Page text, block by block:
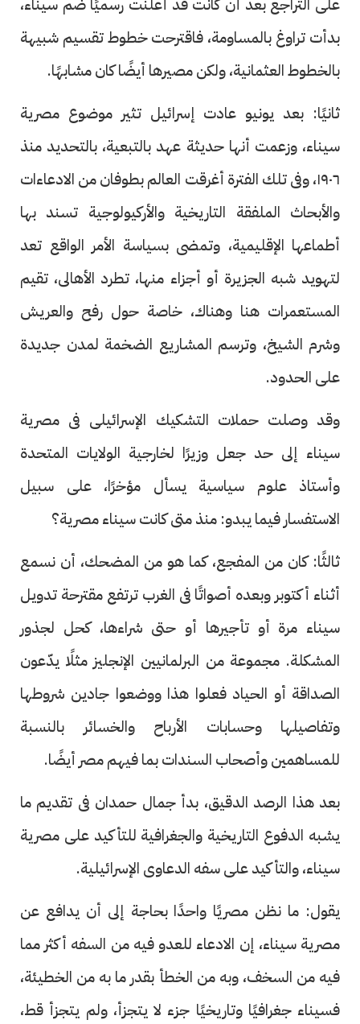
بدأت تراوغ بالمساومة، فاقترحت خطوط تقسيم شبيهة
بالخطوط العثمانية، ولكن مصيرها أيضًا كان مشابهًا.
ثانيًا: بعد يونيو عادت إسرائيل تثير موضوع مصرية
سيناء، وزعمت أنها حديثة عهد بالتبعية، بالتحديد منذ
١٩٠٦، وفى تلك الفترة أغرقت العالم بطوفان من الادعاءات
والأبحاث الملفقة التاريخية والأركيولوجية تسند بها
أطماعها الإقليمية، وتمضى بسياسة الأمر الواقع تعد
لتهويد شبه الجزيرة أو أجزاء منها، تطرد الأهالى، تقيم
المستعمرات هنا وهناك، خاصة حول رفح والعريش
وشرم الشيخ، وترسم المشاريع الضخمة لمدن جديدة
على الحدود.
وقد وصلت حملات التشكيك الإسرائيلى فى مصرية
سيناء إلى حد جعل وزيرًا لخارجية الولايات المتحدة
وأستاذ علوم سياسية يسأل مؤخرًا، على سبيل
الاستفسار فيما يبدو: منذ متى كانت سيناء مصرية؟
ثالثًا: كان من المفجع، كما هو من المضحك، أن نسمع
أثناء أكتوبر وبعده أصواتًا فى الغرب ترتفع مقترحة تدويل
سيناء مرة أو تأجيرها أو حتى شراءها، كحل لجذور
المشكلة. مجموعة من البرلمانيين الإنجليز مثلًا يدّعون
الصداقة أو الحياد فعلوا هذا ووضعوا جادين شروطها
وتفاصيلها وحسابات الأرباح والخسائر بالنسبة
للمساهمين وأصحاب السندات بما فيهم مصر أيضًا.
بعد هذا الرصد الدقيق، بدأ جمال حمدان فى تقديم ما
يشبه الدفوع التاريخية والجغرافية للتأكيد على مصرية
سيناء، والتأكيد على سفه الدعاوى الإسرائيلية.
يقول: ما نظن مصريًا واحدًا بحاجة إلى أن يدافع عن
مصرية سيناء، إن الادعاء للعدو فيه من السفه أكثر مما
فيه من السخف، وبه من الخطأ بقدر ما به من الخطيئة،
فسيناء جغرافيًا وتاريخيًا جزء لا يتجزأ، ولم يتجزأ قط،